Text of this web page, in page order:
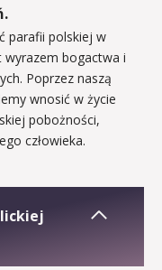
parafii polskiej w
wyrazem bogactwa i
Poprzez naszą
wnosić w życie
pobożności,
człowieka.